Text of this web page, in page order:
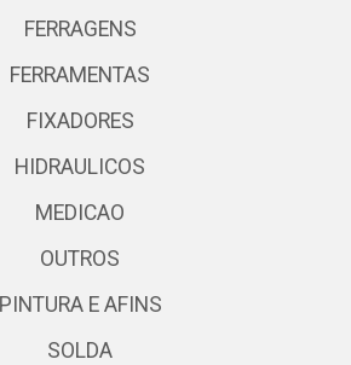
FERRAGENS
FERRAMENTAS
FIXADORES
HIDRAULICOS
MEDICAO
OUTROS
PINTURA E AFINS
SOLDA